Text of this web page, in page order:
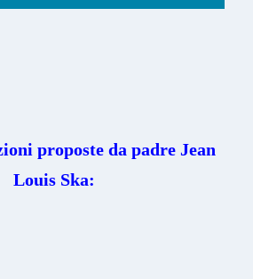
proposte da padre Jean
Louis Ska: